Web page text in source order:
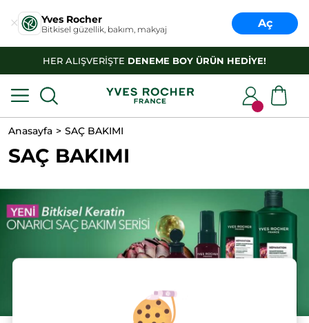
Yves Rocher
Bitkisel güzellik, bakım, makyaj Aç
HER ALIŞVERİŞTE DENEME BOY ÜRÜN HEDİYE!
Anasayfa SAÇ BAKIMI
SAÇ BAKIMI